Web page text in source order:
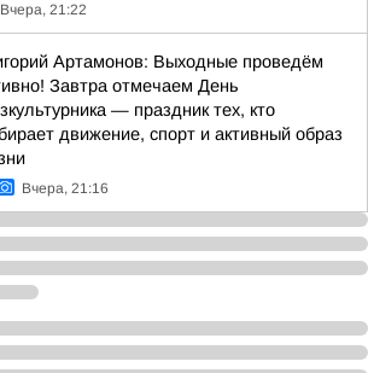
Вчера, 21:22
Артамонов: Выходные проведём
Завтра отмечаем День
— праздник тех, кто
движение, спорт и активный образ
Вчера, 21:16